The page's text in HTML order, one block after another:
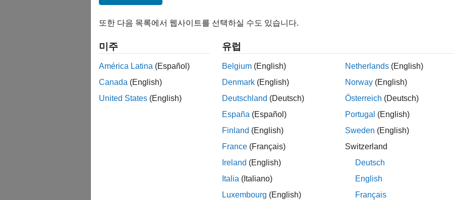
또한 다음 목록에서 웹사이트를 선택하실 수도 있습니다.
미주
América Latina (Español)
Canada (English)
United States (English)
유럽
Belgium (English)
Denmark (English)
Deutschland (Deutsch)
España (Español)
Finland (English)
France (Français)
Ireland (English)
Italia (Italiano)
Luxembourg (English)
Netherlands (English)
Norway (English)
Österreich (Deutsch)
Portugal (English)
Sweden (English)
Switzerland
Deutsch
English
Français